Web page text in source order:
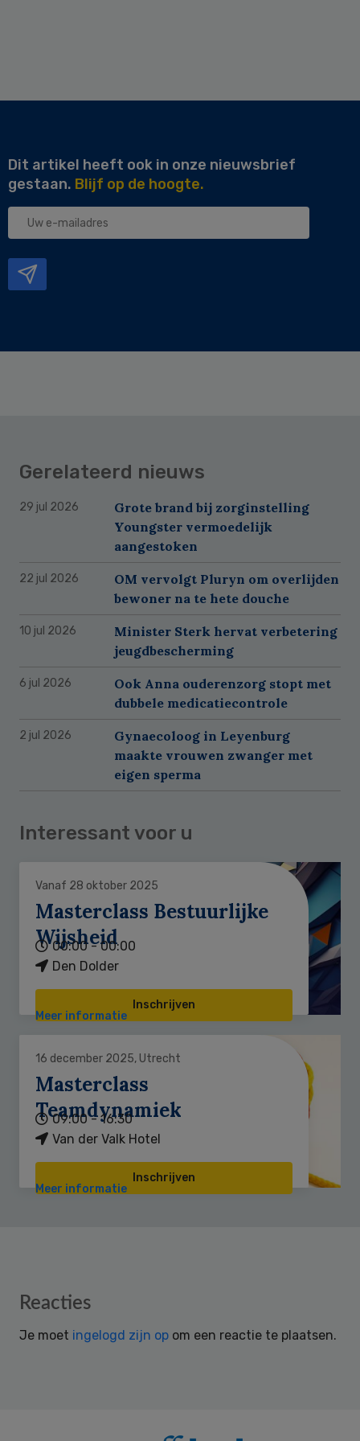
Dit artikel heeft ook in onze nieuwsbrief
gestaan. Blijf op de hoogte.
Uw
Gerelateerd nieuws
29 jul 2026
Grote brand bij zorginstelling
Youngster vermoedelijk
aangestoken
22 jul 2026
OM vervolgt Pluryn om overlijden
bewoner na te hete douche
10 jul 2026
Minister Sterk hervat verbetering
jeugdbescherming
6 jul 2026
Ook Anna ouderenzorg stopt met
dubbele medicatiecontrole
2 jul 2026
Gynaecoloog in Leyenburg
maakte vrouwen zwanger met
eigen sperma
Interessant voor u
Vanaf 28 oktober 2025
Masterclass Bestuurlijke
Wijsheid
00:00 - 00:00
Den Dolder
Inschrijven
Meer informatie
16 december 2025, Utrecht
Masterclass
Teamdynamiek
09:00 - 16:30
Van der Valk Hotel
Inschrijven
Meer informatie
Reader
Reacties
Je moet ingelogd zijn op om een reactie te plaatsen.